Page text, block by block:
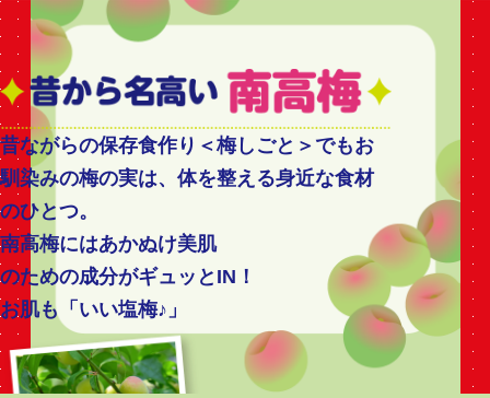
昔ながらの保存食作り＜梅しごと＞でもお
馴染みの梅の実は、体を整える身近な食材
のひとつ。
南高梅にはあかぬけ美肌
のための成分がギュッとIN！
お肌も「いい塩梅♪」